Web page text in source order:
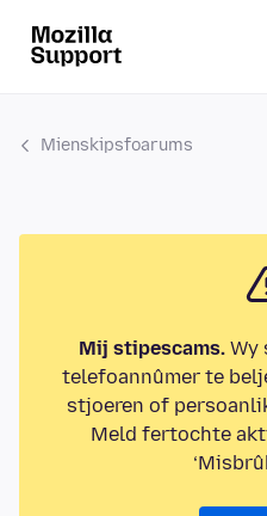
Mienskipsfoarums
Mij stipescams.Wy
telefoannûmer te
stjoeren of
Meld fertochte